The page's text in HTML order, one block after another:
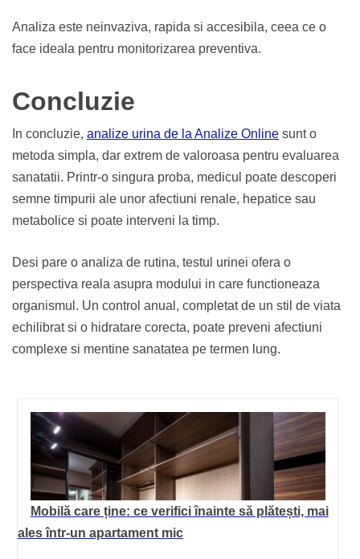
Analiza este neinvaziva, rapida si accesibila, ceea ce o
face ideala pentru monitorizarea preventiva.
Concluzie
In concluzie, analize urina de la Analize Online sunt o
metoda simpla, dar extrem de valoroasa pentru evaluarea
sanatatii. Printr-o singura proba, medicul poate descoperi
semne timpurii ale unor afectiuni renale, hepatice sau
metabolice si poate interveni la timp.
Desi pare o analiza de rutina, testul urinei ofera o
perspectiva reala asupra modului in care functioneaza
organismul. Un control anual, completat de un stil de viata
echilibrat si o hidratare corecta, poate preveni afectiuni
complexe si mentine sanatatea pe termen lung.
Mobilă care ține: ce verifici înainte să plătești, mai
ales într-un apartament mic